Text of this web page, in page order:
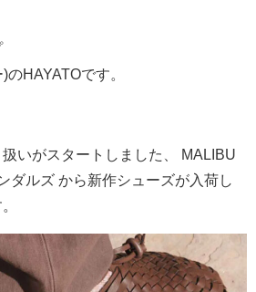
のHAYATOです。
いがスタートしました、 MALIBU
ダルズ から新作シューズが入荷し